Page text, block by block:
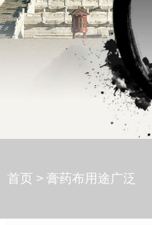
首页 > 膏药布用途广泛